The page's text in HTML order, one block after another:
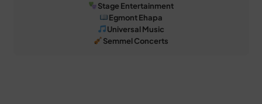
Stage Entertainment
Egmont Ehapa
Universal Music
Semmel Concerts